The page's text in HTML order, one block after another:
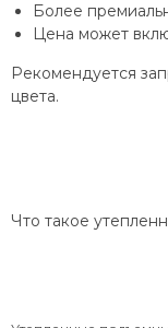
Более
Цена может
Рекомендуется
цвета.
Что такое